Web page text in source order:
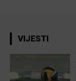
VIJESTI